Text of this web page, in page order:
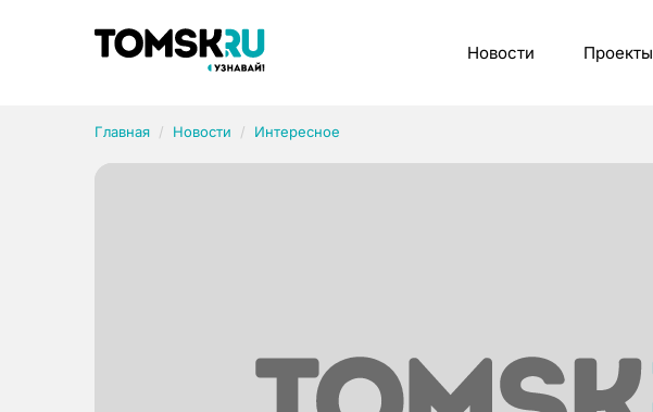
Новости Проекты
Главная Новости Интересное
Рубрики